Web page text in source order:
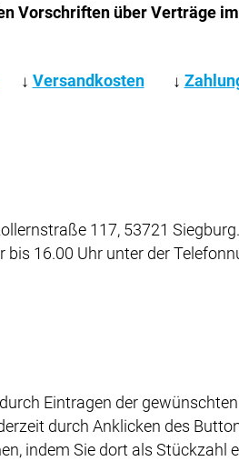
Vorschriften über Verträge
↓ Versandkosten ↓
117, 53721
16.00 Uhr unter der
Eintragen der
durch Anklicken des
indem Sie dort als Stückzahl